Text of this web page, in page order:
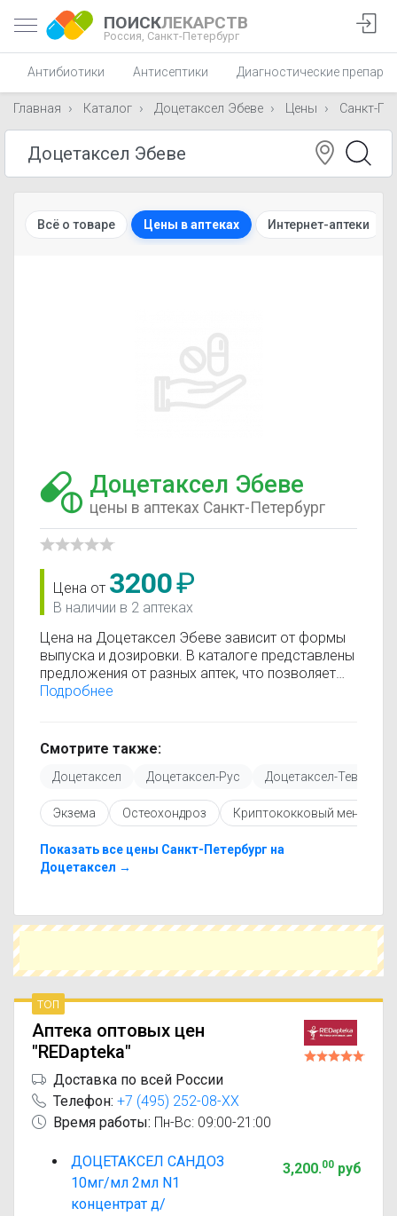
ПОИСКЛЕКАРСТВ
Россия, Санкт-Петербург
Антибиотики Антисептики Диагностические
Главная Каталог Доцетаксел Эбеве Цены Санкт-
Всё о товаре Цены в аптеках Интернет-аптеки
Доцетаксел Эбеве
цены в аптеках Санкт-Петербург
Цена от 3200₽
В наличии в 2 аптеках
Цена на Доцетаксел Эбеве зависит от формы
выпуска и дозировки. В каталоге представлены
предложения от разных аптек, что позволяет
быстро найти, где купить Доцетаксел Эбеве по
только актуальные данные.
Перед покупкой рекомендуется ознакомиться с
инструкцией по применению, показаниями и
противопоказаниями. При необходимости вы
можете подобрать аналоги Доцетаксел Эбеве
доступной ценой.
Чтобы купить Доцетаксел Эбеве в ближайшей
и выбрать оптимальный вариант по цене и
Подробнее
Смотрите также:
Доцетаксел Доцетаксел-Рус Доцетаксел-Тева
Экзема Остеохондроз Криптококковый менингит
Показать все цены Санкт-Петербург на
Доцетаксел →
топ
Аптека оптовых цен
"REDapteka"
Доставка по всей России
Телефон: +7 (495) 252-08-XX
Время работы: Пн-Вс: 09:00-21:00
ДОЦЕТАКСЕЛ САНДОЗ
10мг/мл 2мл N1
концентрат д/
3,200.00руб